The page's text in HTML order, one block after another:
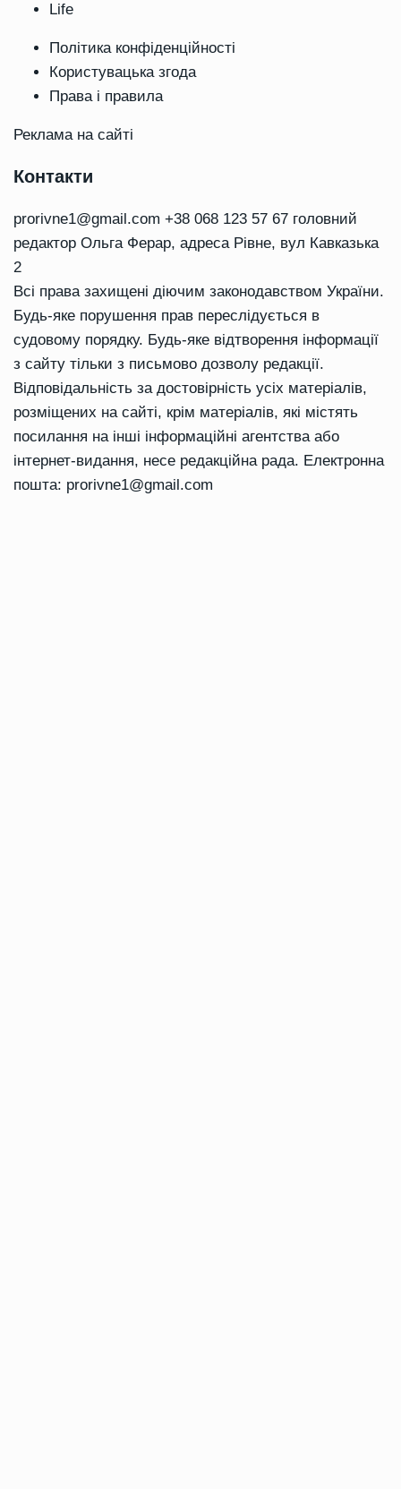
Life
Політика конфіденційності
Користувацька згода
Права і правила
Реклама на сайті
Контакти
prorivne1@gmail.com +38 068 123 57 67 головний
редактор Ольга Ферар, адреса Рівне, вул Кавказька
2
Всі права захищені діючим законодавством України.
Будь-яке порушення прав переслідується в
судовому порядку. Будь-яке відтворення інформації
з сайту тільки з письмово дозволу редакції.
Відповідальність за достовірність усіх матеріалів,
розміщених на сайті, крім матеріалів, які містять
посилання на інші інформаційні агентства або
інтернет-видання, несе редакційна рада. Електронна
пошта: prorivne1@gmail.com